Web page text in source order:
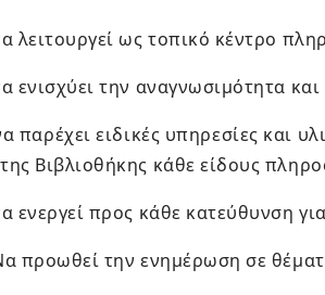
λειτουργεί ως τοπικό κέντρο
ενισχύει την αναγνωσιμότητα
παρέχει ειδικές υπηρεσίες και
της Βιβλιοθήκης κάθε είδους
ενεργεί προς κάθε κατεύθυνση
προωθεί την ενημέρωση σε